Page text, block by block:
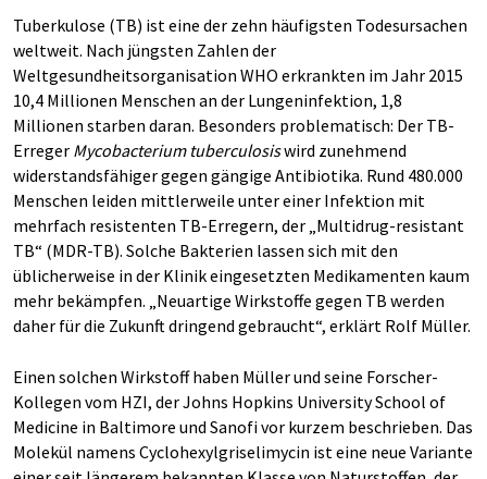
Tuberkulose (TB) ist eine der zehn häufigsten Todesursachen
weltweit. Nach jüngsten Zahlen der
Weltgesundheitsorganisation WHO erkrankten im Jahr 2015
10,4 Millionen Menschen an der Lungeninfektion, 1,8
Millionen starben daran. Besonders problematisch: Der TB-
Erreger Mycobacterium tuberculosiswird zunehmend
widerstandsfähiger gegen gängige Antibiotika. Rund 480.000
Menschen leiden mittlerweile unter einer Infektion mit
mehrfach resistenten TB-Erregern, der „Multidrug-resistant
TB“ (MDR-TB). Solche Bakterien lassen sich mit den
üblicherweise in der Klinik eingesetzten Medikamenten kaum
mehr bekämpfen. „Neuartige Wirkstoffe gegen TB werden
daher für die Zukunft dringend gebraucht“, erklärt Rolf Müller.
Einen solchen Wirkstoff haben Müller und seine Forscher-
Kollegen vom HZI, der Johns Hopkins University School of
Medicine in Baltimore und Sanofi vor kurzem beschrieben. Das
Molekül namens Cyclohexylgriselimycin ist eine neue Variante